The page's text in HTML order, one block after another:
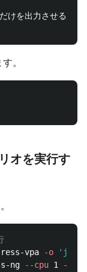
けを出力させる
。
オを実行す
vpa -o
ng --cpu 1 --